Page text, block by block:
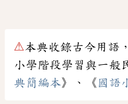
⚠本典收錄古今用語，
小學階段學習與一般
典簡編本》、《 國語